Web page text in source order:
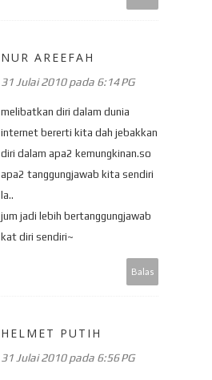
NUR AREEFAH
31 Julai 2010 pada 6:14 PG
melibatkan diri dalam dunia
internet bererti kita dah jebakkan
diri dalam apa2 kemungkinan.so
apa2 tanggungjawab kita sendiri
la..
jum jadi lebih bertanggungjawab
kat diri sendiri~
Balas
HELMET PUTIH
31 Julai 2010 pada 6:56 PG